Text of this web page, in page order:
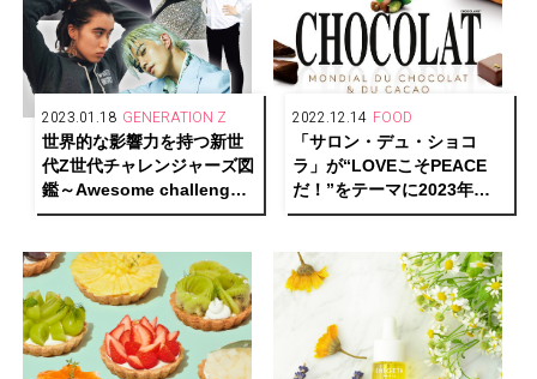
2023.01.18 GENERATION Z
世界的な影響力を持つ新世
代Z世代チャレンジャーズ図
鑑～Awesome challengers
of generationZ！～Part.1
2022.12.14 FOOD
「サロン・デュ・ショコ
ラ」が“LOVEこそPEACE
だ！”をテーマに2023年も
開催決定！